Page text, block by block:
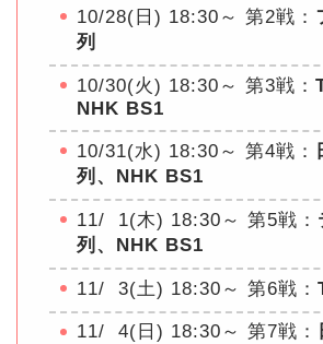
10/28(日) 18:30～ 第2戦：
列
10/30(火) 18:30～ 第3戦：
NHK BS1
10/31(水) 18:30～ 第4戦：
列、NHK BS1
11/ 1(木) 18:30～ 第5戦：
列、NHK BS1
11/ 3(土) 18:30～ 第6戦：
11/ 4(日) 18:30～ 第7戦：